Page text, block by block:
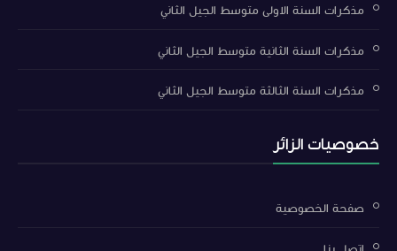
مذكرات السنة الاولى متوسط الجيل الثاني
مذكرات السنة الثانية متوسط الجيل الثاني
مذكرات السنة الثالثة متوسط الجيل الثاني
خصوصيات الزائر
صفحة الخصوصية